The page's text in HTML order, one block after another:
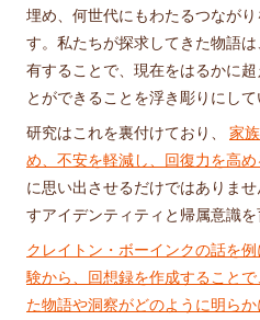
埋め、何世代にもわたるつなが
す。私たちが探求してきた物語
有することで、現在をはるかに
とができることを浮き彫りにして
研究はこれを裏付けており、 家
め、不安を軽減し、回復力を高
に思い出させるだけではありま
すアイデンティティと帰属意識を
クレイトン・ボーインクの話を
験から、回想録を作成すること
た物語や洞察がどのように明らか